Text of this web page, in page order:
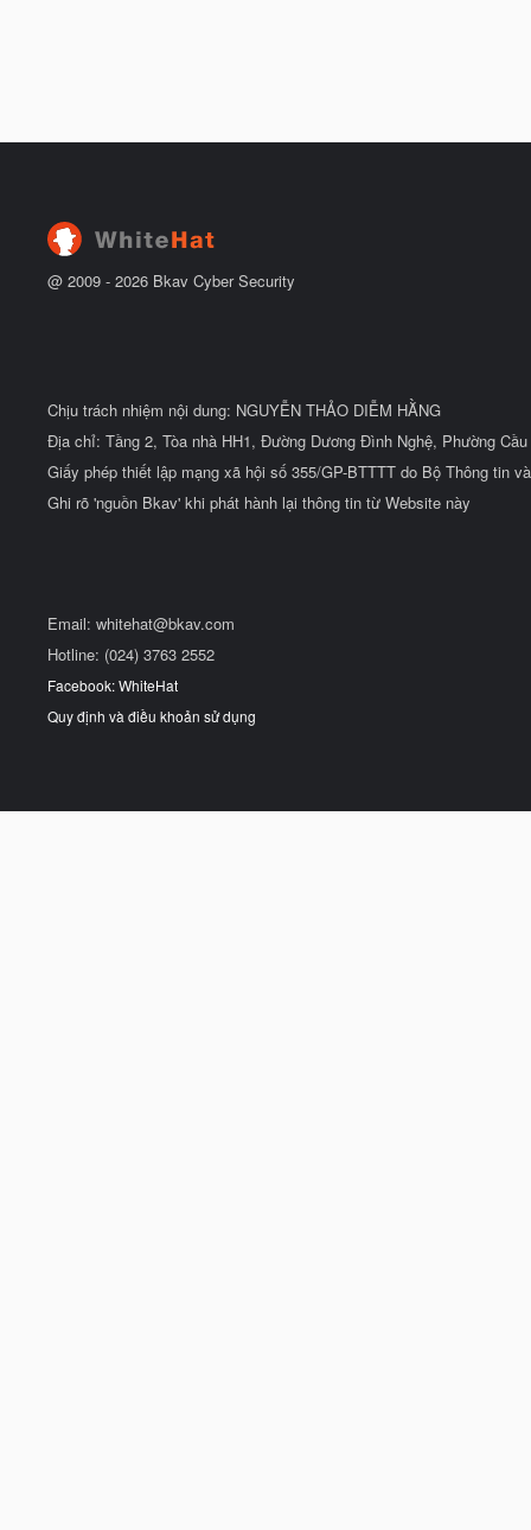
@ 2009 - 2026 Bkav Cyber Security
Chịu trách nhiệm nội dung: NGUYỄN THẢO DIỄM HẰNG
Địa chỉ: Tầng 2, Tòa nhà HH1, Đường Dương Đình Nghệ, Phường
Giấy phép thiết lập mạng xã hội số 355/GP-BTTTT do Bộ Thông tin
Ghi rõ 'nguồn Bkav' khi phát hành lại thông tin từ Website này
Email: whitehat@bkav.com
Hotline: (024) 3763 2552
Facebook: WhiteHat
Quy định và điều khoản sử dụng